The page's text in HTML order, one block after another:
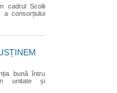
cadrul Scolii
a consorțiului
bună întru
unitate și